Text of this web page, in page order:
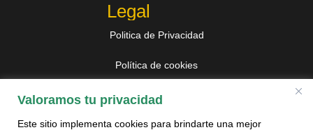
Valoramos tu privacidad
Este sitio implementa cookies para brindarte una mejor
Legal
Politica de Privacidad
Política de cookies
Libro de reclamaciones